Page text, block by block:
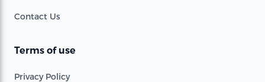
Contact Us
Terms of use
Privacy Policy